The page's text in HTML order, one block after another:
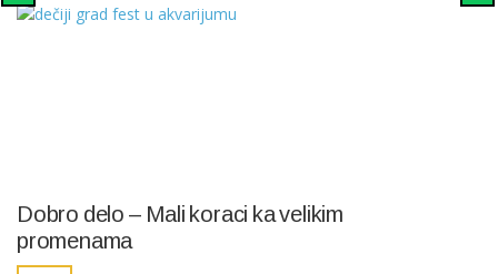
Dobro delo – Mali koraci ka velikim
promenama